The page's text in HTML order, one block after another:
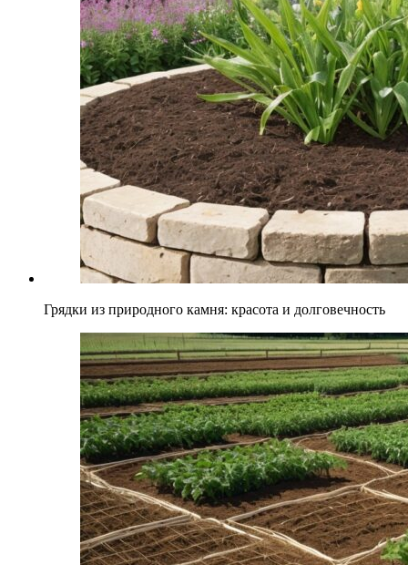
Грядки из природного камня: красота и долговечность